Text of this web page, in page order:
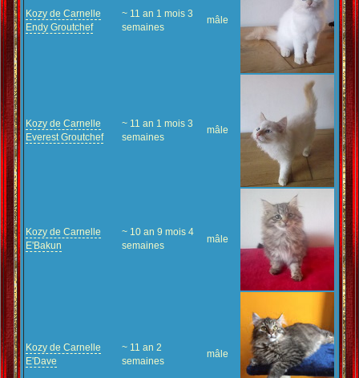
Kozy de Carnelle
Endy Groutchef
~ 11 an 1 mois 3
semaines
mâle
Kozy de Carnelle
Everest Groutchef
~ 11 an 1 mois 3
semaines
mâle
Kozy de Carnelle
E'Bakun
~ 10 an 9 mois 4
semaines
mâle
Kozy de Carnelle
E'Dave
~ 11 an 2
semaines
mâle